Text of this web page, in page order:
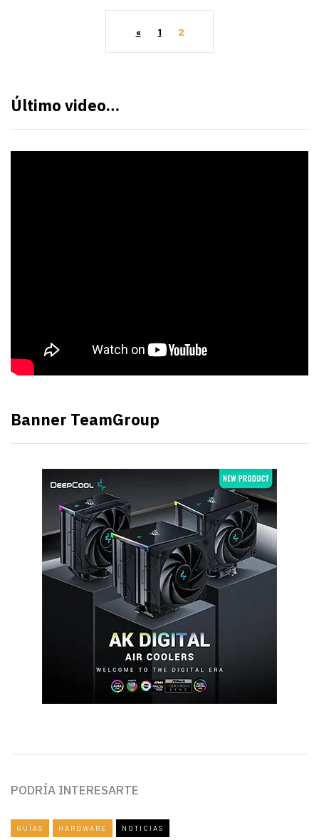
« 1 2
Último video…
Banner TeamGroup
PODRÍA INTERESARTE
GUÍAS HARDWARE NOTICIAS